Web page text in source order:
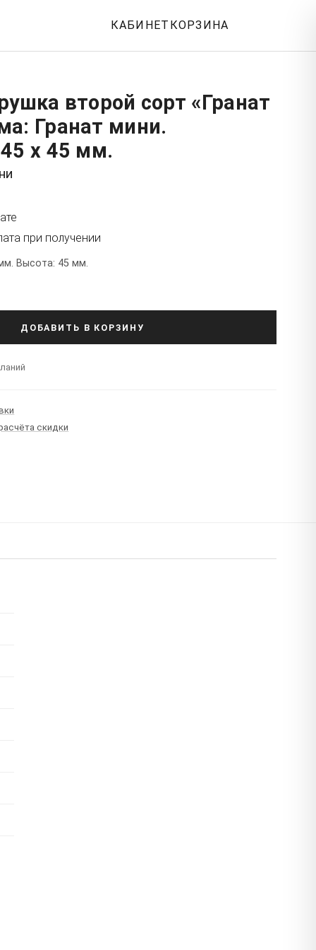
КАБИНЕТ КОРЗИНА
второй сорт «Гранат
Гранат мини.
x 45 мм.
при получении
Высота: 45 мм.
ДОБАВИТЬ В КОРЗИНУ
скидки